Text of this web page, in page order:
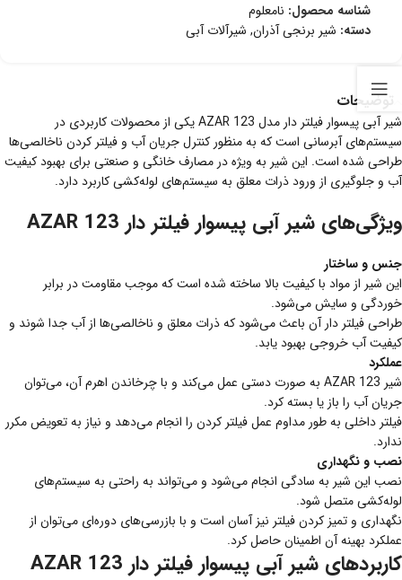
شناسه محصول: نامعلوم
دسته: شیر برنجی آذران, شیرآلات آبی
توضیحات
شیر آبی پیسوار فیلتر دار مدل AZAR 123 یکی از محصولات کاربردی در
سیستم‌های آبرسانی است که به منظور کنترل جریان آب و فیلتر کردن ناخالصی‌ها
طراحی شده است. این شیر به ویژه در مصارف خانگی و صنعتی برای بهبود کیفیت
آب و جلوگیری از ورود ذرات معلق به سیستم‌های لوله‌کشی کاربرد دارد.
ویژگی‌های شیر آبی پیسوار فیلتر دار AZAR 123
جنس و ساختار
این شیر از مواد با کیفیت بالا ساخته شده است که موجب مقاومت در برابر
خوردگی و سایش می‌شود.
طراحی فیلتر دار آن باعث می‌شود که ذرات معلق و ناخالصی‌ها از آب جدا شوند و
کیفیت آب خروجی بهبود یابد.
عملکرد
شیر AZAR 123 به صورت دستی عمل می‌کند و با چرخاندن اهرم آن، می‌توان
جریان آب را باز یا بسته کرد.
فیلتر داخلی به طور مداوم عمل فیلتر کردن را انجام می‌دهد و نیاز به تعویض مکرر
ندارد.
نصب و نگهداری
نصب این شیر به سادگی انجام می‌شود و می‌تواند به راحتی به سیستم‌های
لوله‌کشی متصل شود.
نگهداری و تمیز کردن فیلتر نیز آسان است و با بازرسی‌های دوره‌ای می‌توان از
عملکرد بهینه آن اطمینان حاصل کرد.
کاربردهای شیر آبی پیسوار فیلتر دار AZAR 123